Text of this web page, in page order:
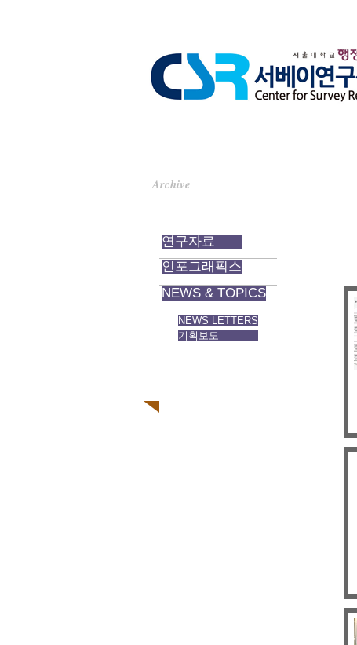
연구자료
인포그래픽스
NEWS & TOPICS
기획보도
NEWS LETTERS
Archive